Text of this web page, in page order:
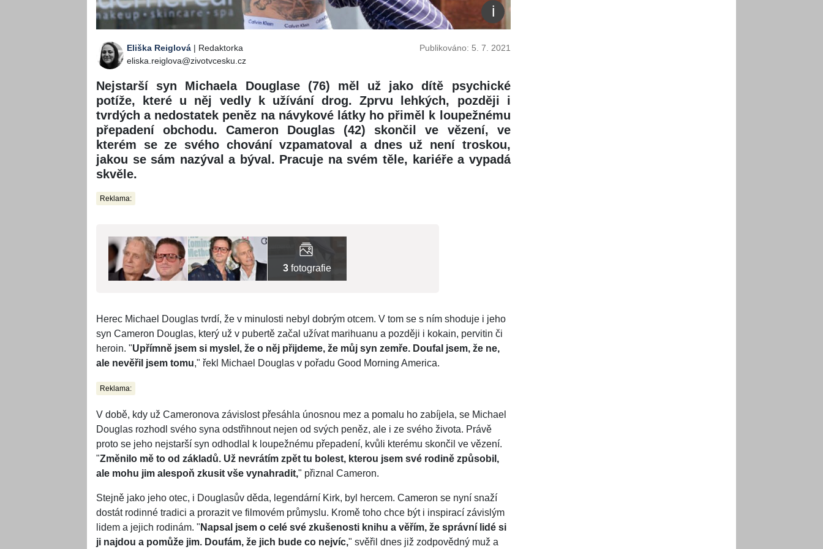
Eliška Reiglová | Redaktorka
eliska.reiglova@zivotvcesku.cz
Publikováno: 5. 7. 2021
Nejstarší syn Michaela Douglase (76) měl už jako dítě psychické
potíže, které u něj vedly k užívání drog. Zprvu lehkých, později i
tvrdých a nedostatek peněz na návykové látky ho přiměl k loupežnému
přepadení obchodu. Cameron Douglas (42) skončil ve vězení, ve
kterém se ze svého chování vzpamatoval a dnes už není troskou,
jakou se sám nazýval a býval. Pracuje na svém těle, kariéře a vypadá
skvěle.
Reklama:
3 fotografie
Herec Michael Douglas tvrdí, že v minulosti nebyl dobrým otcem. V tom se s ním shoduje i jeho
syn Cameron Douglas, který už v pubertě začal užívat marihuanu a později i kokain, pervitin či
heroin. "Upřímně jsem si myslel, že o něj přijdeme, že můj syn zemře. Doufal jsem, že ne,
ale nevěřil jsem tomu," řekl Michael Douglas v pořadu Good Morning America.
Reklama:
V době, kdy už Cameronova závislost přesáhla únosnou mez a pomalu ho zabíjela, se Michael
Douglas rozhodl svého syna odstřihnout nejen od svých peněz, ale i ze svého života. Právě
proto se jeho nejstarší syn odhodlal k loupežnému přepadení, kvůli kterému skončil ve vězení.
"Změnilo mě to od základů. Už nevrátím zpět tu bolest, kterou jsem své rodině způsobil,
ale mohu jim alespoň zkusit vše vynahradit," přiznal Cameron.
Stejně jako jeho otec, i Douglasův děda, legendární Kirk, byl hercem. Cameron se nyní snaží
dostát rodinné tradici a prorazit ve filmovém průmyslu. Kromě toho chce být i inspirací závislým
lidem a jejich rodinám. " Napsal jsem o celé své zkušenosti knihu a věřím, že správní lidé si
ji najdou a pomůže jim. Doufám, že jich bude co nejvíc," svěřil dnes již zodpovědný muž a